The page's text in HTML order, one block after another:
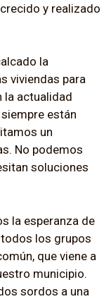
y realizado
la
viviendas para
la actualidad
están
un
No podemos
soluciones
la esperanza de
los grupos
que viene a
municipio.
sordos a una